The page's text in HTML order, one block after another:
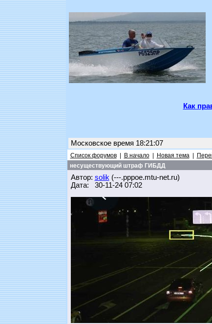
Как
Московское время 18:21:07
Список форумов| В начало| Новая тема|
несуществующий штраф ГИБДД
Автор: solik (---.pppoe.mtu-net.ru)
Дата: 30-11-24 07:02